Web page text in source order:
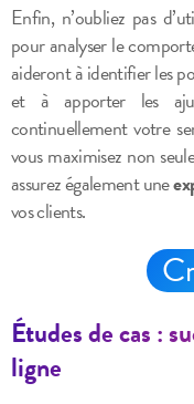
Enfin, n’oubliez pas
pour analyser le
aideront à identifier les
et à apporter les
continuellement votre
vous maximisez non
assurez également une
vos clients.
Études de cas :
ligne